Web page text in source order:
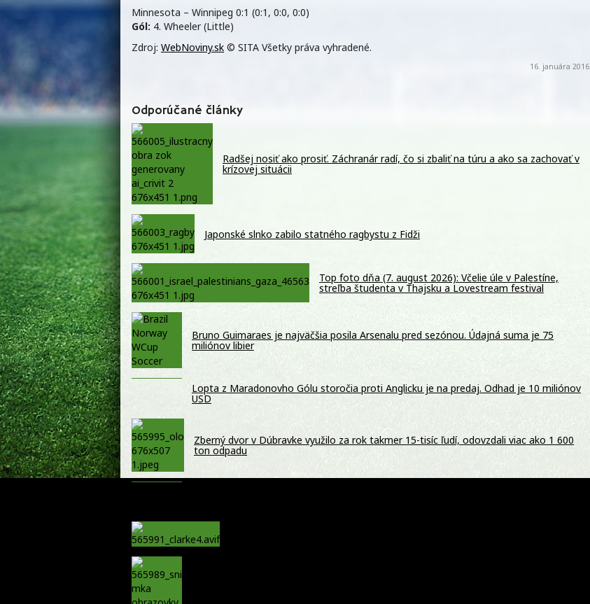
Minnesota – Winnipeg 0:1 (0:1, 0:0, 0:0)
Gól: 4. Wheeler (Little)
Zdroj: WebNoviny.sk © SITA Všetky práva vyhradené.
16. januára 2016
Odporúčané články
Radšej nosiť ako prosiť. Záchranár radí, čo si zbaliť na túru a ako sa zachovať v
krízovej situácii
Japonské slnko zabilo statného ragbystu z Fidži
Top foto dňa (7. august 2026): Včelie úle v Palestíne,
streľba študenta v Thajsku a Lovestream festival
Bruno Guimaraes je najväčšia posila Arsenalu pred sezónou. Údajná suma je 75
miliónov libier
Lopta z Maradonovho Gólu storočia proti Anglicku je na predaj. Odhad je 10 miliónov
USD
Zberný dvor v Dúbravke využilo za rok takmer 15-tisíc ľudí, odovzdali viac ako 1 600
ton odpadu